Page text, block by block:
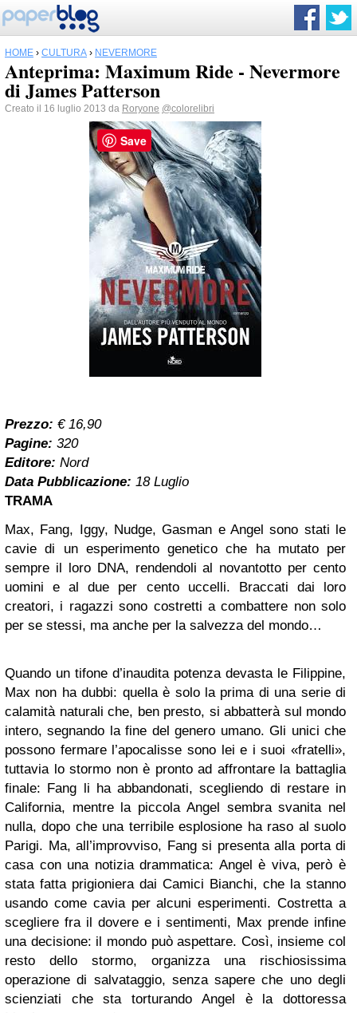
HOME › CULTURA › NEVERMORE
Anteprima: Maximum Ride - Nevermore
di James Patterson
Creato il 16 luglio 2013 da Roryone @colorelibri
Prezzo: € 16,90
Pagine: 320
Editore: Nord
Data Pubblicazione: 18 Luglio
TRAMA
Max, Fang, Iggy, Nudge, Gasman e Angel sono stati le
cavie di un esperimento genetico che ha mutato per
sempre il loro DNA, rendendoli al novantotto per cento
uomini e al due per cento uccelli. Braccati dai loro
creatori, i ragazzi sono costretti a combattere non solo
per se stessi, ma anche per la salvezza del mondo…
Quando un tifone d’inaudita potenza devasta le Filippine,
Max non ha dubbi: quella è solo la prima di una serie di
calamità naturali che, ben presto, si abbatterà sul mondo
intero, segnando la fine del genero umano. Gli unici che
possono fermare l’apocalisse sono lei e i suoi «fratelli»,
tuttavia lo stormo non è pronto ad affrontare la battaglia
finale: Fang li ha abbandonati, scegliendo di restare in
California, mentre la piccola Angel sembra svanita nel
nulla, dopo che una terribile esplosione ha raso al suolo
Parigi. Ma, all’improvviso, Fang si presenta alla porta di
casa con una notizia drammatica: Angel è viva, però è
stata fatta prigioniera dai Camici Bianchi, che la stanno
usando come cavia per alcuni esperimenti. Costretta a
scegliere fra il dovere e i sentimenti, Max prende infine
una decisione: il mondo può aspettare. Così, insieme col
resto dello stormo, organizza una rischiosissima
operazione di salvataggio, senza sapere che uno degli
scienziati che sta torturando Angel è la dottoressa
Save